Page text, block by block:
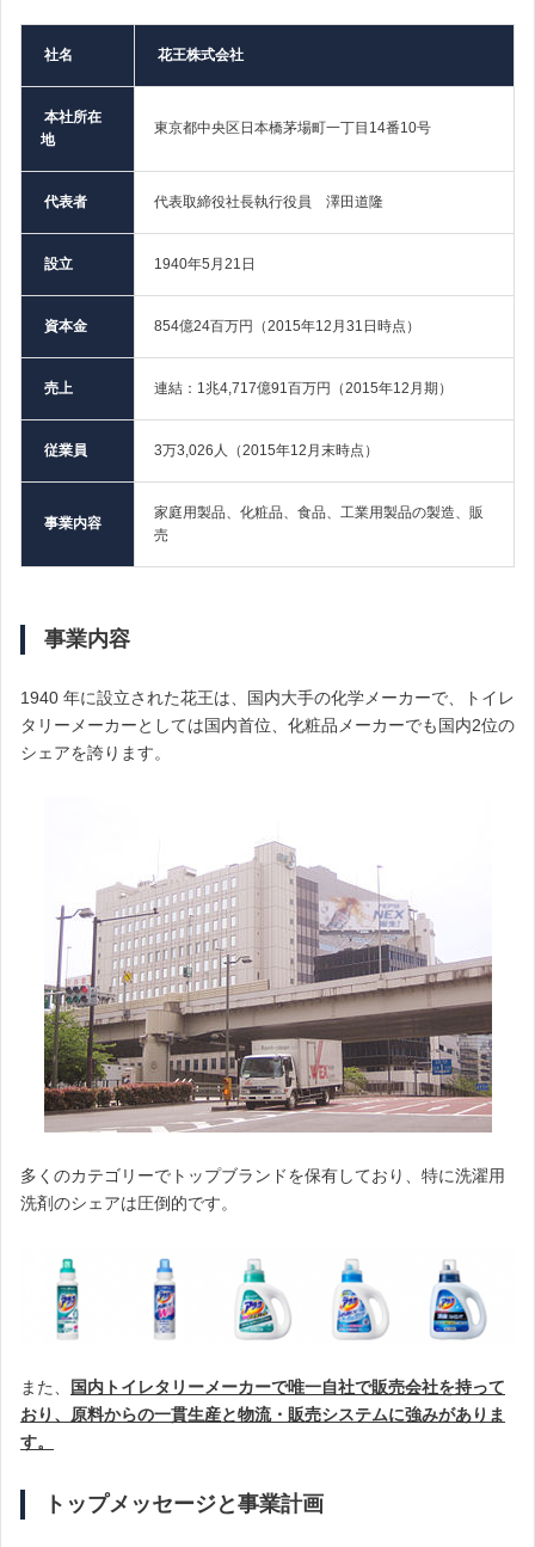
社名 花王株式会社
本社所在
地
東京都中央区日本橋茅場町一丁目14番10号
代表者 代表取締役社長執行役員 澤田道隆
設立 1940年5月21日
資本金 854億24百万円（2015年12月31日時点）
売上 連結：1兆4,717億91百万円（2015年12月期）
従業員 3万3,026人（2015年12月末時点）
事業内容
家庭用製品、化粧品、食品、工業用製品の製造、販
売
事業内容
1940 年に設立された花王は、国内大手の化学メーカーで、トイレ
タリーメーカーとしては国内首位、化粧品メーカーでも国内2位の
シェアを誇ります。
多くのカテゴリーでトップブランドを保有しており、特に洗濯用
洗剤のシェアは圧倒的です。
また、
国内トイレタリーメーカーで唯一自社で販売会社を持って
おり、原料からの一貫生産と物流・販売システムに強みがありま
す。
トップメッセージと事業計画